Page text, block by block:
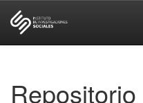
Repositorio